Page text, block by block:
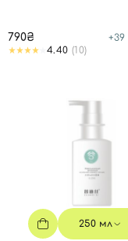
790₴ +39
4.40 (10)
250 мл